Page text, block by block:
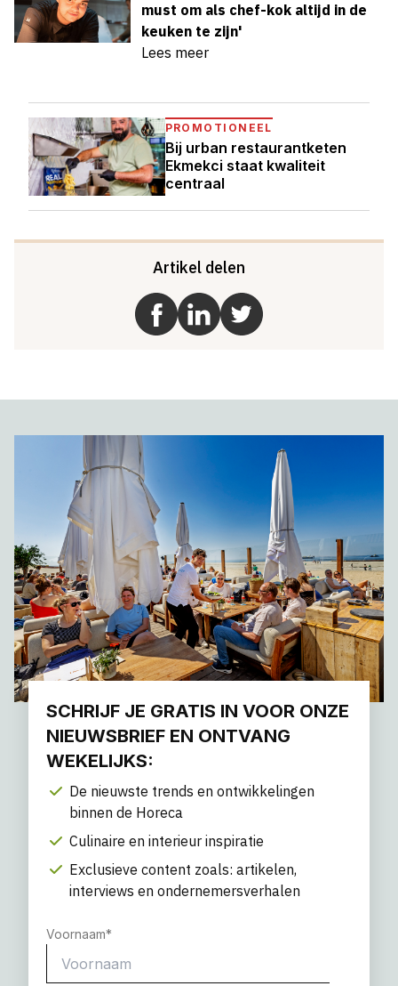
must om als chef-kok altijd in de
keuken te zijn'
Lees meer
PROMOTIONEEL
Bij urban restaurantketen
Ekmekci staat kwaliteit
centraal
Artikel delen
SCHRIJF JE GRATIS IN VOOR ONZE
NIEUWSBRIEF EN ONTVANG
WEKELIJKS:
De nieuwste trends en ontwikkelingen
binnen de Horeca
Culinaire en interieur inspiratie
Exclusieve content zoals: artikelen,
interviews en ondernemersverhalen
Voornaam*